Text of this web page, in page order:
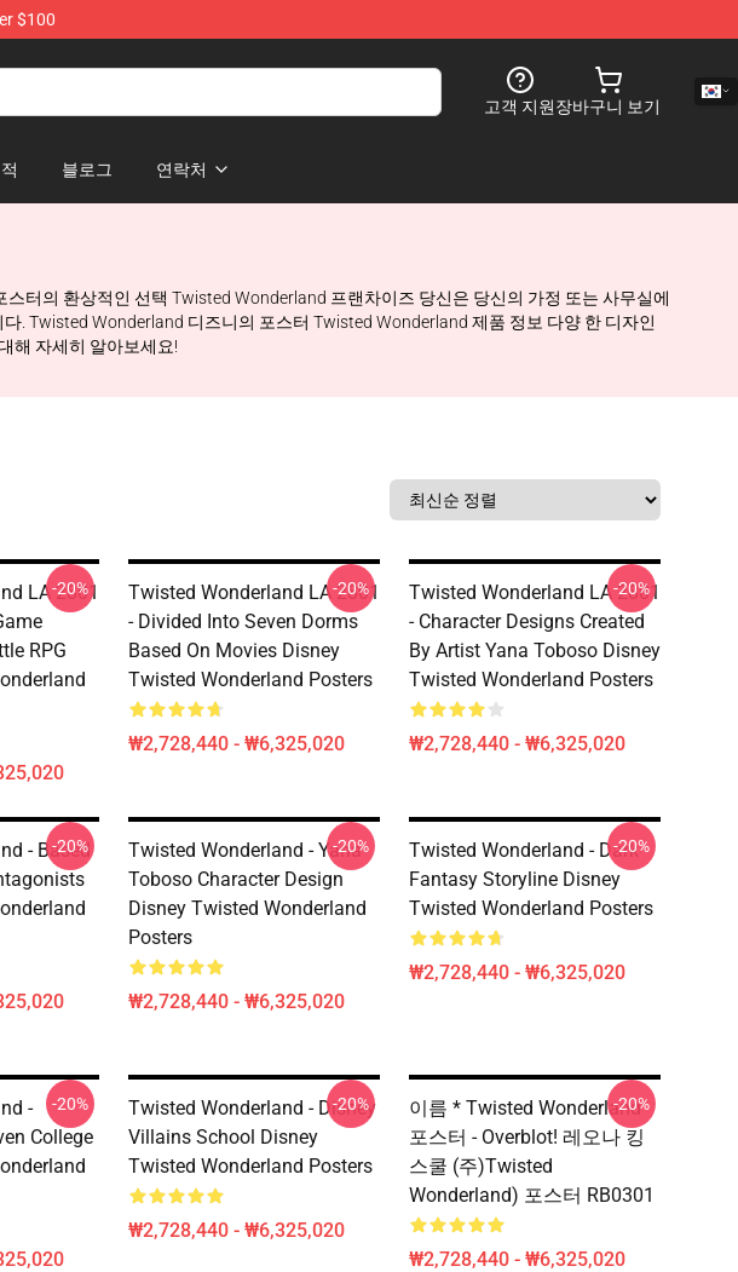
$100
고객 지원장바구니 보기
블로그 연락처
터의 환상적인 선택 Twisted Wonderland 프랜차이즈 당신은 당신의 가정 또는 사무실에
. Twisted Wonderland 디즈니의 포스터 Twisted Wonderland 제품 정보 다양 한 디자인
해 자세히 알아보세요!
LA 2801
RPG
-20%
Twisted Wonderland LA 2801
- Divided Into Seven Dorms
Based On Movies Disney
Twisted Wonderland Posters
₩2,728,440 - ₩6,325,020
-20%
Twisted Wonderland LA 2801
- Character Designs Created
By Artist Yana Toboso Disney
Twisted Wonderland Posters
₩2,728,440 - ₩6,325,020
-20%
- Based
-20%
Twisted Wonderland - Yana
Toboso Character Design
Disney Twisted Wonderland
Posters
₩2,728,440 - ₩6,325,020
-20%
Twisted Wonderland - Dark
Fantasy Storyline Disney
Twisted Wonderland Posters
₩2,728,440 - ₩6,325,020
-20%
-
College
-20%
Twisted Wonderland - Disney
Villains School Disney
Twisted Wonderland Posters
₩2,728,440 - ₩6,325,020
-20%
이름 * Twisted Wonderland
포스터 - Overblot! 레오나 킹
스쿨 (주)Twisted
Wonderland) 포스터 RB0301
₩2,728,440 - ₩6,325,020
-20%